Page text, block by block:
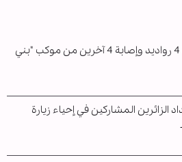
وفاة 4 رواديد وإصابة 4 آخرين من موكب "بني
الزائرين المشاركين في إحياء زيارة